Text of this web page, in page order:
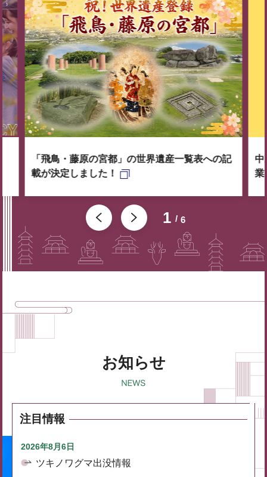
1 6
「飛鳥・藤原の宮都」の世界遺産一覧表への記
載が決定しました！
中
業
お知らせ
注目情報
2026年8月6日
ツキノワグマ出没情報